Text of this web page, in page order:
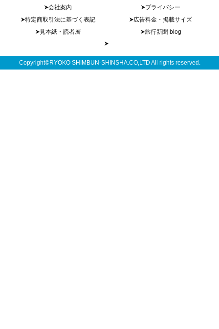
会社案内
プライバシー
特定商取引法に基づく表記
広告料金・掲載サイズ
見本紙・読者層
旅行新聞 blog
Copyright©RYOKO SHIMBUN-SHINSHA.CO,LTD All rights reserved.